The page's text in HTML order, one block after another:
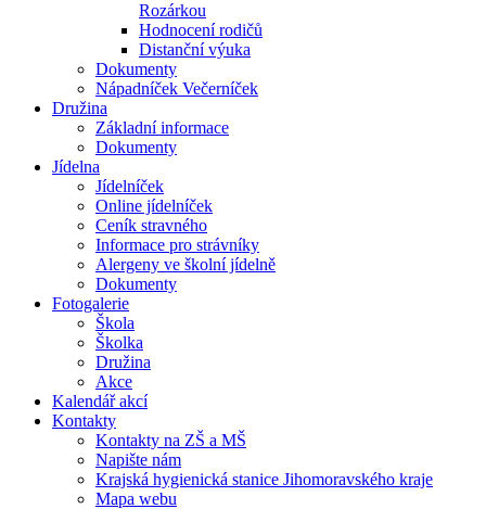
Rozárkou
Hodnocení rodičů
Distanční výuka
Dokumenty
Nápadníček Večerníček
Družina
Základní informace
Dokumenty
Jídelna
Jídelníček
Online jídelníček
Ceník stravného
Informace pro strávníky
Alergeny ve školní jídelně
Dokumenty
Fotogalerie
Škola
Školka
Družina
Akce
Kalendář akcí
Kontakty
Kontakty na ZŠ a MŠ
Napište nám
Krajská hygienická stanice Jihomoravského kraje
Mapa webu